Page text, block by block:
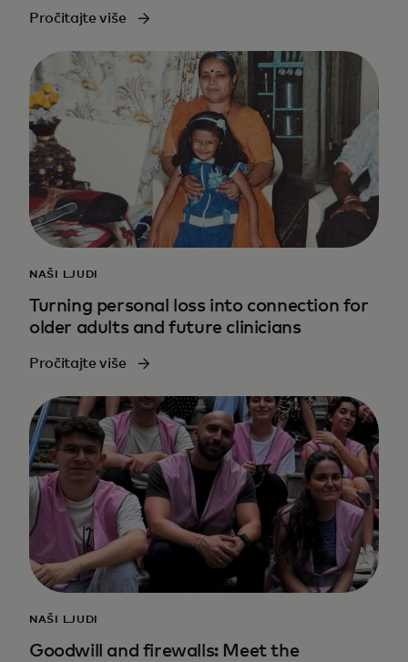
Pročitajte više
NAŠI LJUDI
Turning personal loss into connection for
older adults and future clinicians
Pročitajte više
NAŠI LJUDI
Goodwill and firewalls: Meet the